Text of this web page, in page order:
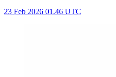
23 Feb 2026 01.46 UTC